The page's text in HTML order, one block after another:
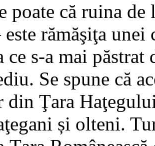
poate că ruina de
rămăşiţa
ce s-a mai
Se spune că
Ţara
și olteni.